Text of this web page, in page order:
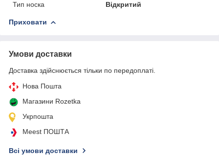
Тип носка
Відкритий
Приховати
Умови доставки
Доставка здійснюється тільки по передоплаті.
Нова Пошта
Магазини Rozetka
Укрпошта
Meest ПОШТА
Всі умови доставки